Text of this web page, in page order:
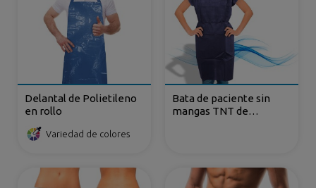
Delantal de Polietileno
en rollo
Variedad de colores
Bata de paciente sin
mangas TNT de